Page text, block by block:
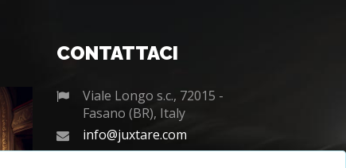
CONTATTACI
Viale Longo s.c., 72015 -
Fasano (BR), Italy
info@juxtare.com